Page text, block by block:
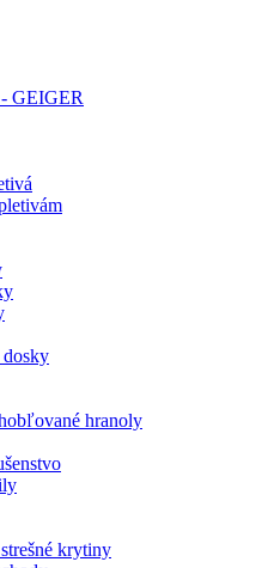
GEIGER
dosky
hranoly
krytiny